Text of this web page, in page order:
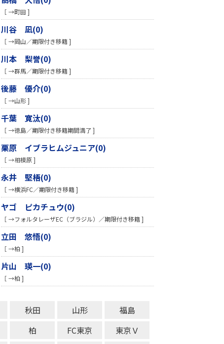
［ →町田 ]
川谷 凪(0)
［ →岡山／期限付き移籍 ]
川本 梨誉(0)
［ →群馬／期限付き移籍 ]
後藤 優介(0)
［ →山形 ]
千葉 寛汰(0)
［ →徳島／期限付き移籍期間満了 ]
栗原 イブラヒムジュニア(0)
［ →相模原 ]
永井 堅梧(0)
［ →横浜FC／期限付き移籍 ]
ヤゴ ピカチュウ(0)
［ →フォルタレーザEC（ブラジル）／期限付き移籍 ]
立田 悠悟(0)
［ →柏 ]
片山 瑛一(0)
［ →柏 ]
秋田 山形
福島
柏 FC東京
東京Ｖ